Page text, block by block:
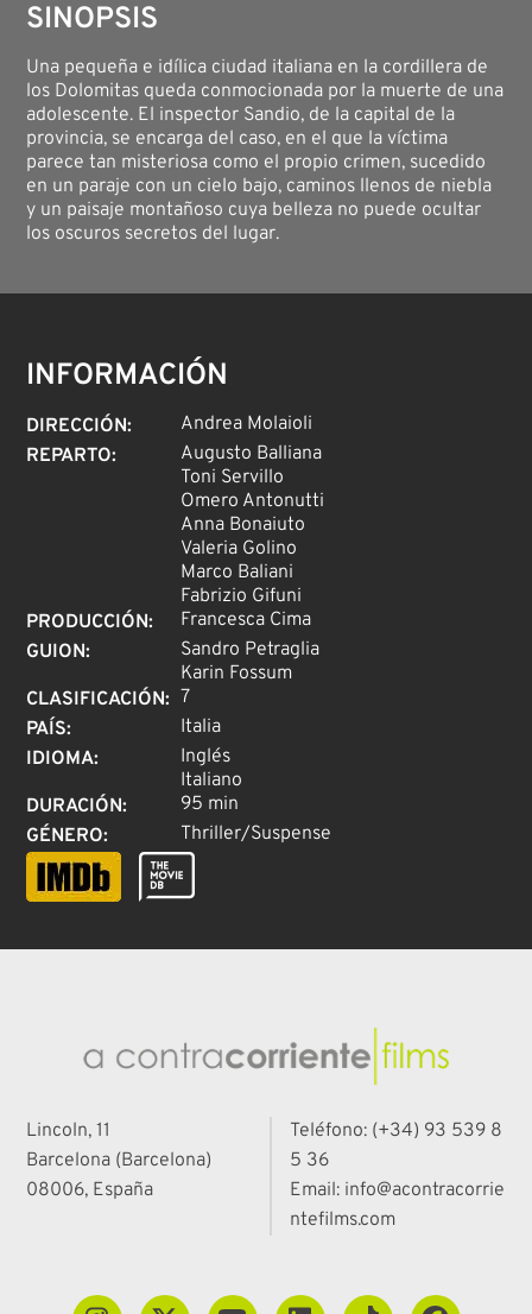
SINOPSIS
Una pequeña e idílica ciudad italiana en la cordillera de
los Dolomitas queda conmocionada por la muerte de una
adolescente. El inspector Sandio, de la capital de la
provincia, se encarga del caso, en el que la víctima
parece tan misteriosa como el propio crimen, sucedido
en un paraje con un cielo bajo, caminos llenos de niebla
y un paisaje montañoso cuya belleza no puede ocultar
los oscuros secretos del lugar.
INFORMACIÓN
DIRECCIÓN:
Andrea Molaioli
REPARTO:
Augusto Balliana
Toni Servillo
Omero Antonutti
Anna Bonaiuto
Valeria Golino
Marco Baliani
Fabrizio Gifuni
PRODUCCIÓN:
Francesca Cima
GUION:
Sandro Petraglia
Karin Fossum
CLASIFICACIÓN: 7
PAÍS:
Italia
IDIOMA:
Inglés
Italiano
DURACIÓN:
95 min
GÉNERO: Thriller/Suspense
Lincoln, 11
Barcelona (Barcelona)
08006, España
Teléfono: (+34) 93 539 8
5 36
Email: info@acontracorrie
ntefilms.com